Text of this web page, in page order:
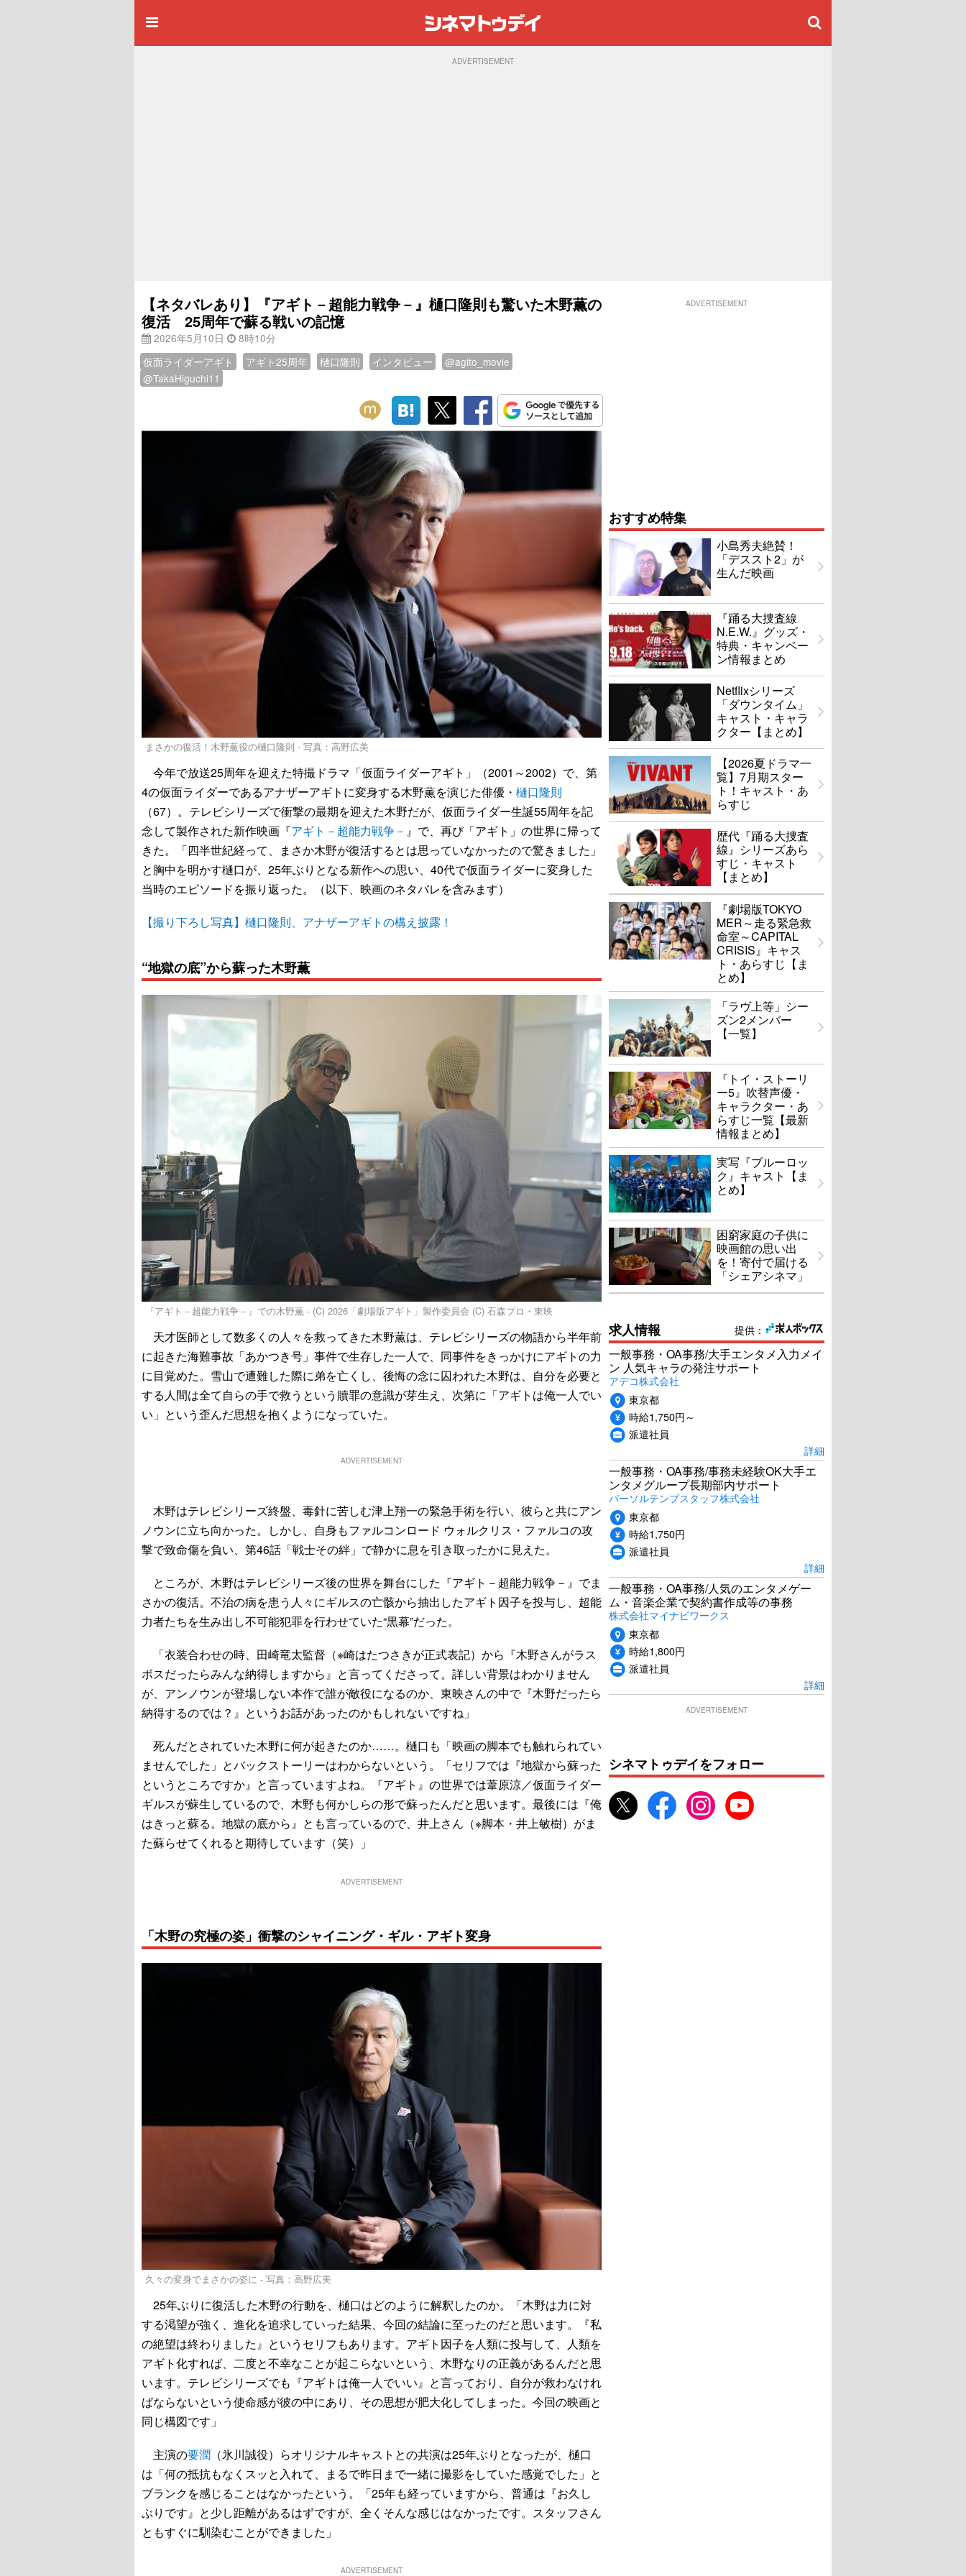
ADVERTISEMENT
【ネタバレあり】『アギト－超能力戦争－』樋口隆則も驚いた木野薫の
復活 25周年で蘇る戦いの記憶
2026年5月10日
8時10分
仮面ライダーアギト
アギト25周年 樋口隆則 インタビュー
@agito_movie
@TakaHiguchi11
まさかの復活！木野薫役の樋口隆則 - 写真：高野広美
今年で放送25周年を迎えた特撮ドラマ「仮面ライダーアギト」（2001～2002）で、第
4の仮面ライダーであるアナザーアギトに変身する木野薫を演じた俳優・ 樋口隆則
（67）。テレビシリーズで衝撃の最期を迎えた木野だが、仮面ライダー生誕55周年を記
念して製作された新作映画『アギト－超能力戦争－ 』で、再び「アギト」の世界に帰って
きた。「四半世紀経って、まさか木野が復活するとは思っていなかったので驚きました」
と胸中を明かす樋口が、25年ぶりとなる新作への思い、40代で仮面ライダーに変身した
当時のエピソードを振り返った。（以下、映画のネタバレを含みます）
【撮り下ろし写真】樋口隆則、アナザーアギトの構え披露！
“地獄の底”から蘇った木野薫
『アギト－超能力戦争－』での木野薫 - (C) 2026「劇場版アギト」製作委員会 (C) 石森プロ・東映
天才医師として数多くの人々を救ってきた木野薫は、テレビシリーズの物語から半年前
に起きた海難事故「あかつき号」事件で生存した一人で、同事件をきっかけにアギトの力
に目覚めた。雪山で遭難した際に弟を亡くし、後悔の念に囚われた木野は、自分を必要と
する人間は全て自らの手で救うという贖罪の意識が芽生え、次第に「アギトは俺一人でい
い」という歪んだ思想を抱くようになっていた。
ADVERTISEMENT
木野はテレビシリーズ終盤、毒針に苦しむ津上翔一の緊急手術を行い、彼らと共にアン
ノウンに立ち向かった。しかし、自身もファルコンロード ウォルクリス・ファルコの攻
撃で致命傷を負い、第46話「戦士その絆」で静かに息を引き取ったかに見えた。
ところが、木野はテレビシリーズ後の世界を舞台にした『アギト－超能力戦争－』でま
さかの復活。不治の病を患う人々にギルスの亡骸から抽出したアギト因子を投与し、超能
力者たちを生み出し不可能犯罪を行わせていた“黒幕”だった。
「衣装合わせの時、田崎竜太監督（※崎はたつさきが正式表記）から『木野さんがラス
ボスだったらみんな納得しますから』と言ってくださって。詳しい背景はわかりません
が、アンノウンが登場しない本作で誰が敵役になるのか、東映さんの中で『木野だったら
納得するのでは？』というお話があったのかもしれないですね」
死んだとされていた木野に何が起きたのか……。樋口も「映画の脚本でも触れられてい
ませんでした」とバックストーリーはわからないという。「セリフでは『地獄から蘇った
というところですか』と言っていますよね。『アギト』の世界では葦原涼／仮面ライダー
ギルスが蘇生しているので、木野も何かしらの形で蘇ったんだと思います。最後には『俺
はきっと蘇る。地獄の底から』とも言っているので、井上さん（※脚本・井上敏樹）がま
た蘇らせてくれると期待しています（笑）」
ADVERTISEMENT
「木野の究極の姿」衝撃のシャイニング・ギル・アギト変身
久々の変身でまさかの姿に - 写真：高野広美
25年ぶりに復活した木野の行動を、樋口はどのように解釈したのか。「木野は力に対
する渇望が強く、進化を追求していった結果、今回の結論に至ったのだと思います。『私
の絶望は終わりました』というセリフもあります。アギト因子を人類に投与して、人類を
アギト化すれば、二度と不幸なことが起こらないという、木野なりの正義があるんだと思
います。テレビシリーズでも『アギトは俺一人でいい』と言っており、自分が救わなけれ
ばならないという使命感が彼の中にあり、その思想が肥大化してしまった。今回の映画と
同じ構図です」
主演の要潤 （氷川誠役）らオリジナルキャストとの共演は25年ぶりとなったが、樋口
は「何の抵抗もなくスッと入れて、まるで昨日まで一緒に撮影をしていた感覚でした」と
ブランクを感じることはなかったという。「25年も経っていますから、普通は『お久し
ぶりです』と少し距離があるはずですが、全くそんな感じはなかったです。スタッフさん
ともすぐに馴染むことができました」
ADVERTISEMENT
ADVERTISEMENT
おすすめ特集
小島秀夫絶賛！
「デススト2」が
生んだ映画
『踊る大捜査線
N.E.W.』グッズ・
特典・キャンペー
ン情報まとめ
Netflixシリーズ
「ダウンタイム」
キャスト・キャラ
クター【まとめ】
【2026夏ドラマ一
覧】7月期スター
ト！キャスト・あ
らすじ
歴代『踊る大捜査
線』シリーズあら
すじ・キャスト
【まとめ】
『劇場版TOKYO
MER～走る緊急救
命室～CAPITAL
CRISIS』キャス
ト・あらすじ【ま
とめ】
「ラヴ上等」シー
ズン2メンバー
【一覧】
『トイ・ストーリ
ー5』吹替声優・
キャラクター・あ
らすじ一覧【最新
情報まとめ】
実写『ブルーロッ
ク』キャスト【ま
とめ】
困窮家庭の子供に
映画館の思い出
を！寄付で届ける
「シェアシネマ」
提供：
求人情報
一般事務・OA事務/大手エンタメ入力メイ
ン 人気キャラの発注サポート
アデコ株式会社
東京都
時給1,750円～
派遣社員
詳細
一般事務・OA事務/事務未経験OK大手エ
ンタメグループ長期部内サポート
パーソルテンプスタッフ株式会社
東京都
時給1,750円
派遣社員
詳細
一般事務・OA事務/人気のエンタメゲー
ム・音楽企業で契約書作成等の事務
株式会社マイナビワークス
東京都
時給1,800円
派遣社員
詳細
ADVERTISEMENT
シネマトゥデイをフォロー